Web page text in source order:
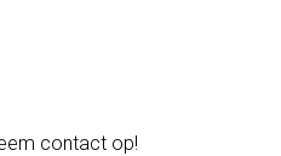
contact op!